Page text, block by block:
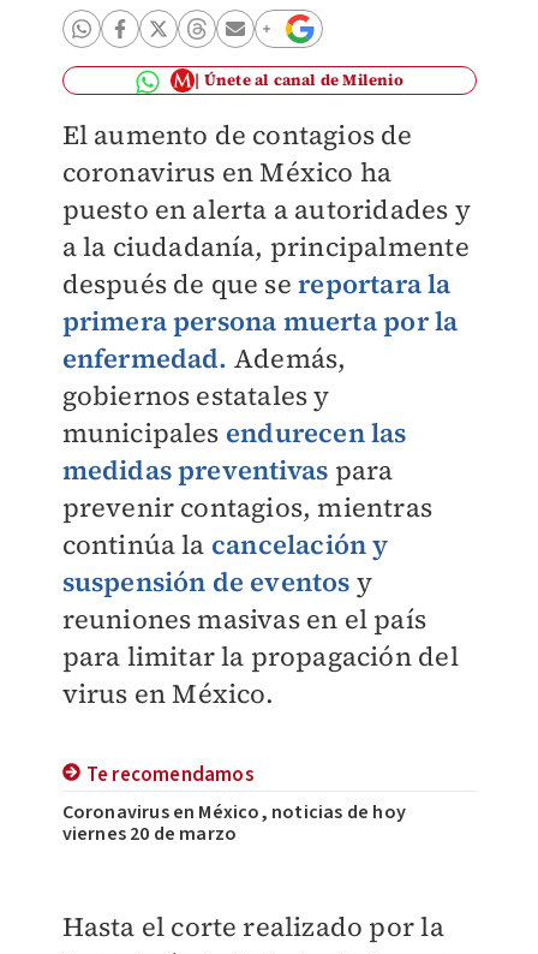
Únete al canal de Milenio
El aumento de contagios de
coronavirus en México ha
puesto en alerta a autoridades y
a la ciudadanía, principalmente
después de que sereportara la
primera persona muerta por la
enfermedad. Además,
gobiernos estatales y
municipales endurecen las
medidas preventivas para
prevenir contagios, mientras
continúa la cancelación y
suspensión de eventos y
reuniones masivas en el país
para limitar la propagación del
virus en México.
Te recomendamos
Coronavirus en México, noticias de hoy
viernes 20 de marzo
Hasta el corte realizado por la